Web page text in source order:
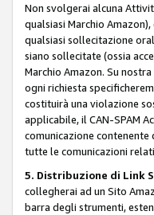
Non svolgerai alcuna
qualsiasi Marchio
qualsiasi sollecitazione
siano sollecitate (ossia
Marchio Amazon. Su
ogni richiesta
costituirà una violazione
applicabile, il CAN-SPAM
comunicazione
tutte le comunicazioni
5. Distribuzione di Link
collegherai ad un Sito
barra degli strumenti,